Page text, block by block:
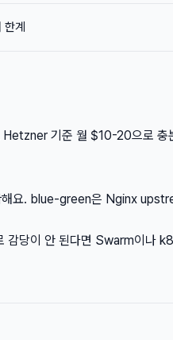
계
기준 월 $10-20으로
해요. blue-green은 Nginx
감당이 안 된다면 Swarm이나